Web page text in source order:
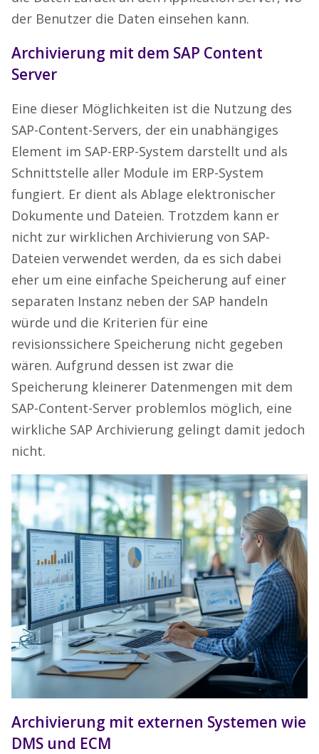
der Benutzer die Daten einsehen kann.
Archivierung mit dem SAP Content
Server
Eine dieser Möglichkeiten ist die Nutzung des
SAP-Content-Servers, der ein unabhängiges
Element im SAP-ERP-System darstellt und als
Schnittstelle aller Module im ERP-System
fungiert. Er dient als Ablage elektronischer
Dokumente und Dateien. Trotzdem kann er
nicht zur wirklichen Archivierung von SAP-
Dateien verwendet werden, da es sich dabei
eher um eine einfache Speicherung auf einer
separaten Instanz neben der SAP handeln
würde und die Kriterien für eine
revisionssichere Speicherung nicht gegeben
wären. Aufgrund dessen ist zwar die
Speicherung kleinerer Datenmengen mit dem
SAP-Content-Server problemlos möglich, eine
wirkliche SAP Archivierung gelingt damit jedoch
nicht.
Archivierung mit externen Systemen wie
DMS und ECM